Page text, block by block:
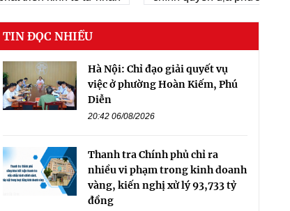
TIN ĐỌC NHIỀU
Hà Nội: Chỉ đạo giải quyết vụ
việc ở phường Hoàn Kiếm, Phú
Diễn
20:42 06/08/2026
Thanh tra Chính phủ chỉ ra
nhiều vi phạm trong kinh doanh
vàng, kiến nghị xử lý 93,733 tỷ
đồng